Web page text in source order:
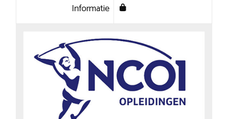
Informatie